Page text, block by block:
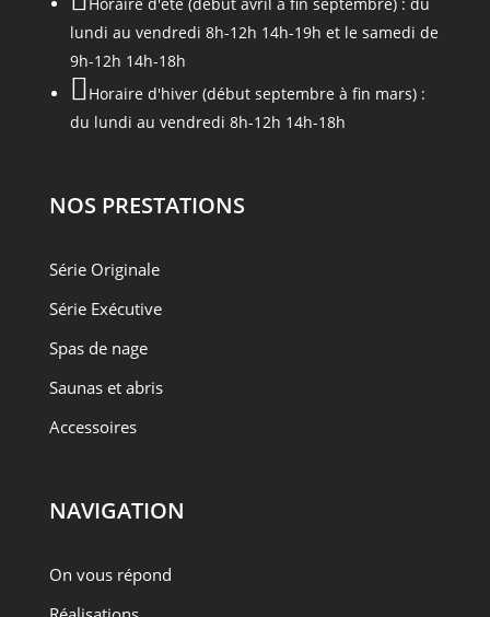
lundi au vendredi 8h-12h 14h-19h et le samedi de
9h-12h 14h-18h
Horaire d'hiver (début septembre à fin mars) :
du lundi au vendredi 8h-12h 14h-18h
NOS PRESTATIONS
Série Originale
Série Exécutive
Spas de nage
Saunas et abris
Accessoires
NAVIGATION
On vous répond